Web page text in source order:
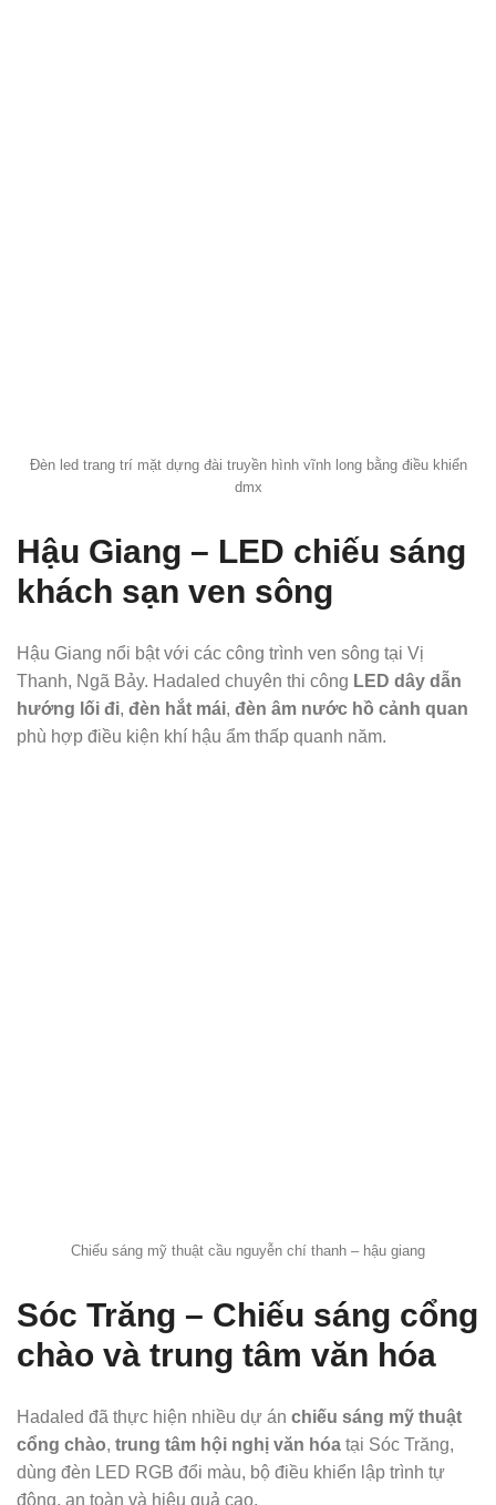
Đèn led trang trí mặt dựng đài truyền hình vĩnh long bằng điều khiển
dmx
Hậu Giang – LED chiếu sáng
khách sạn ven sông
Hậu Giang nổi bật với các công trình ven sông tại Vị
Thanh, Ngã Bảy. Hadaled chuyên thi công LED dây dẫn
hướng lối đi, đèn hắt mái, đèn âm nước hồ cảnh quan
phù hợp điều kiện khí hậu ẩm thấp quanh năm.
Chiếu sáng mỹ thuật cầu nguyễn chí thanh – hậu giang
Sóc Trăng – Chiếu sáng cổng
chào và trung tâm văn hóa
Hadaled đã thực hiện nhiều dự án chiếu sáng mỹ thuật
cổng chào, trung tâm hội nghị văn hóa tại Sóc Trăng,
dùng đèn LED RGB đổi màu, bộ điều khiển lập trình tự
động, an toàn và hiệu quả cao.